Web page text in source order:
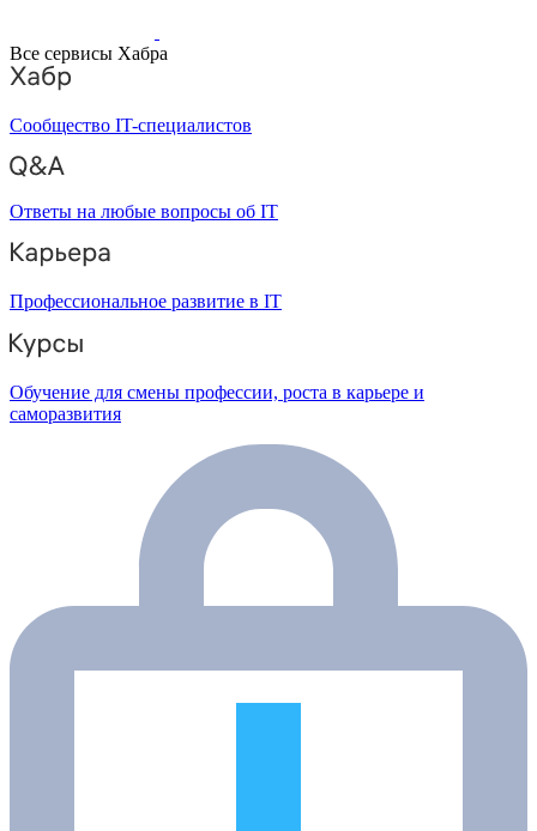
Все сервисы Хабра
Сообщество IT-специалистов
Ответы на любые вопросы об IT
Профессиональное развитие в IT
Обучение для смены профессии, роста в карьере и
саморазвития